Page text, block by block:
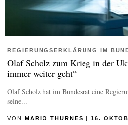
REGIERUNGSERKLÄRUNG IM
Olaf Scholz zum Krieg in der
immer weiter geht“
Olaf Scholz hat im Bundesrat eine
seine...
VON MARIO THURNES 16.